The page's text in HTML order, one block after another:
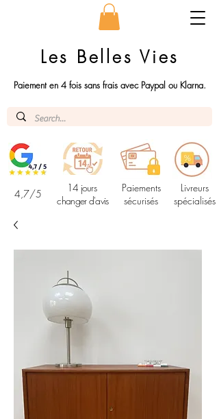
Les Belles Vies
Paiement en 4 fois sans frais avec Paypal ou Klarna.
4,7/5
14 jours
changer d'avis
Paiements
sécurisés
Livreurs
spécialisés